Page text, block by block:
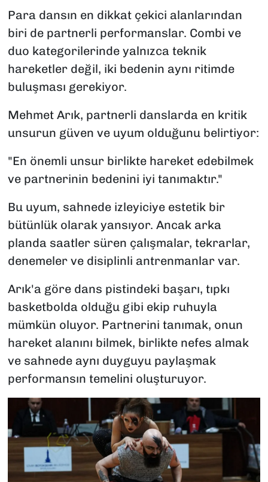
Para dansın en dikkat çekici alanlarından
biri de partnerli performanslar. Combi ve
duo kategorilerinde yalnızca teknik
hareketler değil, iki bedenin aynı ritimde
buluşması gerekiyor.
Mehmet Arık, partnerli danslarda en kritik
unsurun güven ve uyum olduğunu belirtiyor:
"En önemli unsur birlikte hareket edebilmek
ve partnerinin bedenini iyi tanımaktır."
Bu uyum, sahnede izleyiciye estetik bir
bütünlük olarak yansıyor. Ancak arka
planda saatler süren çalışmalar, tekrarlar,
denemeler ve disiplinli antrenmanlar var.
Arık'a göre dans pistindeki başarı, tıpkı
basketbolda olduğu gibi ekip ruhuyla
mümkün oluyor. Partnerini tanımak, onun
hareket alanını bilmek, birlikte nefes almak
ve sahnede aynı duyguyu paylaşmak
performansın temelini oluşturuyor.